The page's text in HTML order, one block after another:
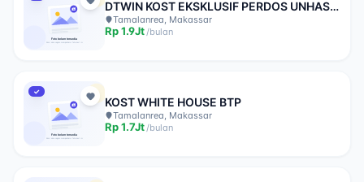
DTWIN KOST EKSKLUSIF PERDOS UNHAS
TAMALANREA
Tamalanrea, Makassar
Rp1.9Jt/bulan
✓
KOST WHITE HOUSE BTP
Tamalanrea, Makassar
Rp1.7Jt/bulan